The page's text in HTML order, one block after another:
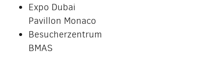
Expo Dubai
Pavillon Monaco
Besucherzentrum
BMAS